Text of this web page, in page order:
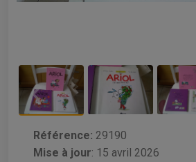
Référence: 29190
Mise à jour: 15 avril 2026